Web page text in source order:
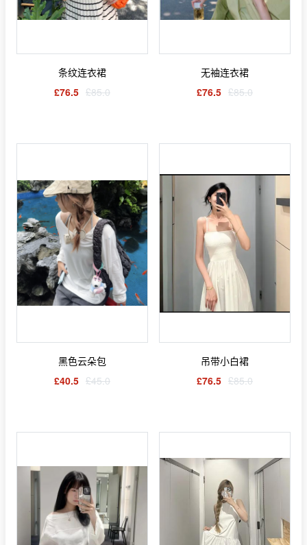
条纹连衣裙
£76.5 £85.0
无袖连衣裙
£76.5 £85.0
黑色云朵包
£40.5 £45.0
吊带小白裙
£76.5 £85.0